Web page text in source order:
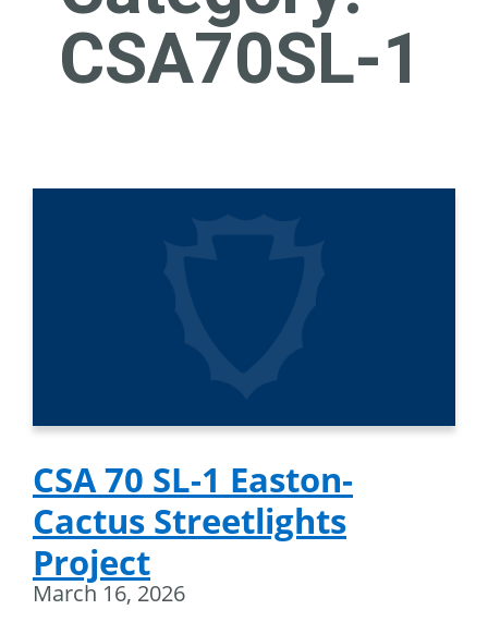
CSA70SL-1
CSA 70 SL-1 Easton-
Cactus Streetlights
Project
March 16, 2026